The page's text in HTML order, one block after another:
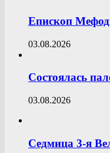
Епископ
03.08.2026
Состоялась
03.08.2026
Седмица 3-я